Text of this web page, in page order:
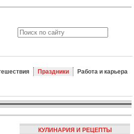
Праздники
Работа и карьера
КУЛИНАРИЯ И РЕЦЕПТЫ